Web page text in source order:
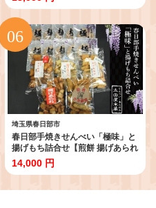
アップミルク ベビー用品 赤ちゃ
ん 子育て】(CZ002-1)
埼玉県春日部市
春日部手焼きせんべい「極味」と
揚げもち詰合せ【煎餅 揚げあられ
かき餅揚 羽子板揚げ お菓子 和菓
子 詰め合わせ セット 食べ比べ 埼
14,000 円